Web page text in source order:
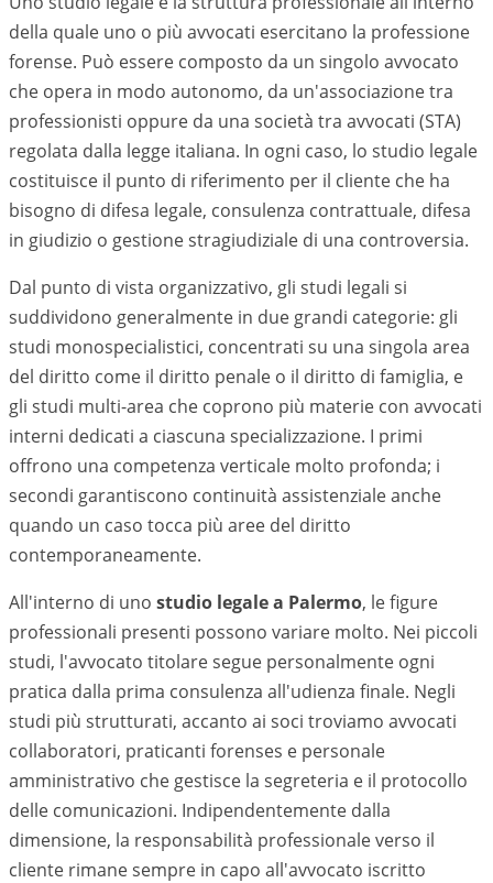
della quale uno o più avvocati esercitano la professione
forense. Può essere composto da un singolo avvocato
che opera in modo autonomo, da un'associazione tra
professionisti oppure da una società tra avvocati (STA)
regolata dalla legge italiana. In ogni caso, lo studio legale
costituisce il punto di riferimento per il cliente che ha
bisogno di difesa legale, consulenza contrattuale, difesa
in giudizio o gestione stragiudiziale di una controversia.
Dal punto di vista organizzativo, gli studi legali si
suddividono generalmente in due grandi categorie: gli
studi monospecialistici, concentrati su una singola area
del diritto come il diritto penale o il diritto di famiglia, e
gli studi multi-area che coprono più materie con avvocati
interni dedicati a ciascuna specializzazione. I primi
offrono una competenza verticale molto profonda; i
secondi garantiscono continuità assistenziale anche
quando un caso tocca più aree del diritto
contemporaneamente.
All'interno di uno studio legale a Palermo, le figure
professionali presenti possono variare molto. Nei piccoli
studi, l'avvocato titolare segue personalmente ogni
pratica dalla prima consulenza all'udienza finale. Negli
studi più strutturati, accanto ai soci troviamo avvocati
collaboratori, praticanti forenses e personale
amministrativo che gestisce la segreteria e il protocollo
delle comunicazioni. Indipendentemente dalla
dimensione, la responsabilità professionale verso il
cliente rimane sempre in capo all'avvocato iscritto